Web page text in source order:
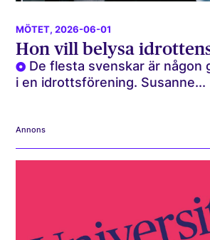
MÖTET, 2026-06-01
Hon vill belysa
De flesta svenskar är någon
i en idrottsförening. Susanne...
Annons